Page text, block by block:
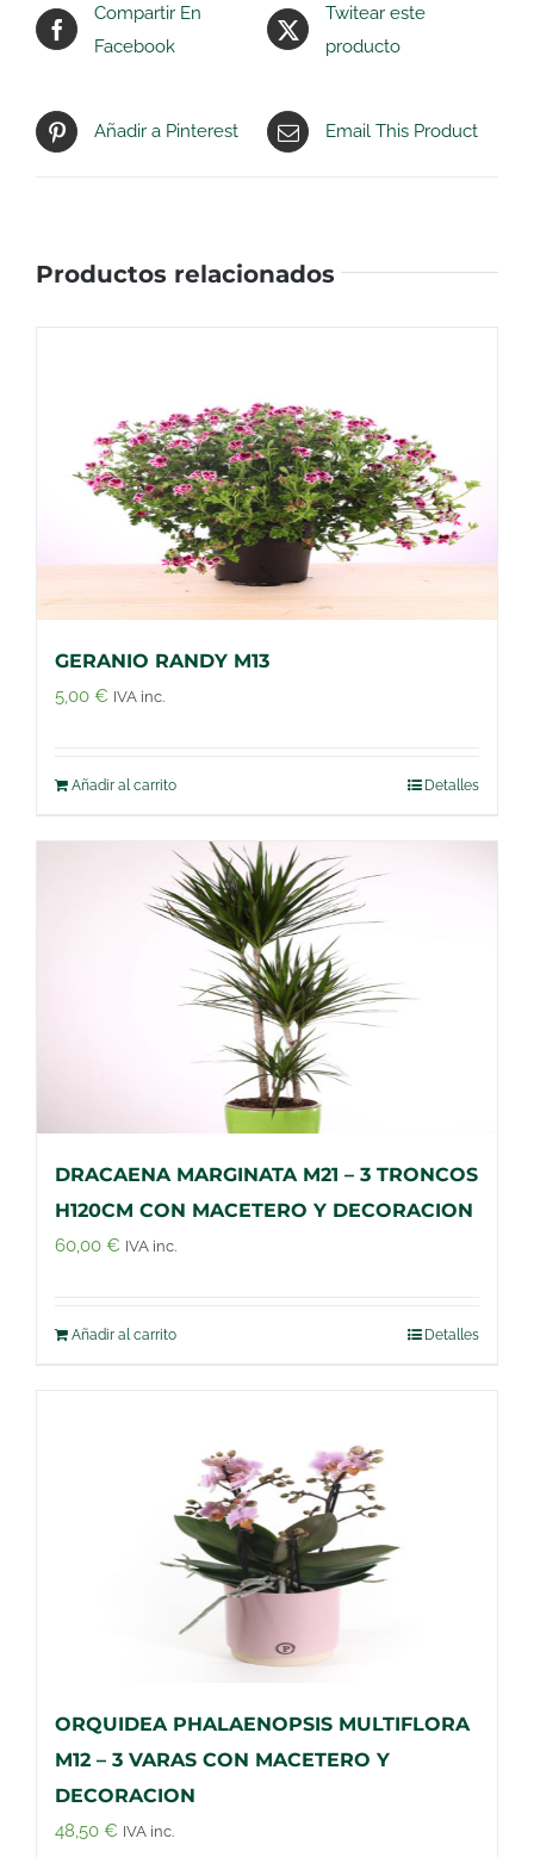
Compartir En
Facebook
Twitear este
producto
Añadir a Pinterest Email This Product
Productos relacionados
GERANIO RANDY M13
5,00 € IVA inc.
Añadir al carrito Detalles
DRACAENA MARGINATA M21 – 3 TRONCOS
H120CM CON MACETERO Y DECORACION
60,00 € IVA inc.
Añadir al carrito Detalles
ORQUIDEA PHALAENOPSIS MULTIFLORA
M12 – 3 VARAS CON MACETERO Y
DECORACION
48,50 € IVA inc.